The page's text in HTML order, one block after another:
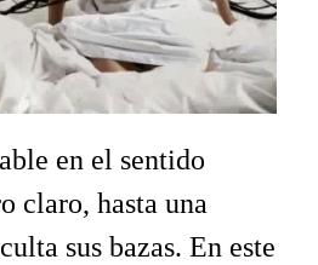
en el sentido
claro, hasta una
sus bazas. En este